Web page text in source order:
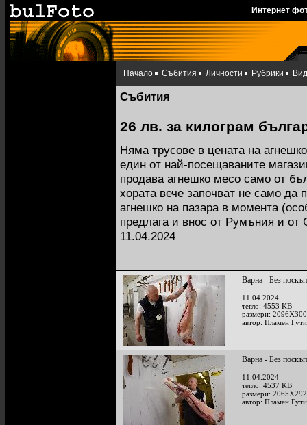
Интернет
Начало Събития Личности Рубрики
Събития
26 лв. за килограм
Няма трусове в цената на
един от най-посещаваните
продава агнешко месо само от
хората вече започват не само да
агнешко на пазара в момента
предлага и внос от Румъния и от
11.04.2024
Варна - Без
11.04.2024
тегло: 4553 KB
размери:
автор: Пламен
Варна - Без
11.04.2024
тегло: 4537 KB
размери:
автор: Пламен